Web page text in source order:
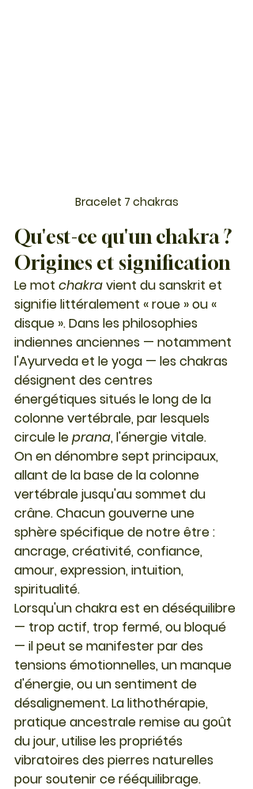
Bracelet 7 chakras
Qu'est-ce qu'un chakra ?
Origines et signification
Le mot chakra vient du sanskrit et
signifie littéralement « roue » ou «
disque ». Dans les philosophies
indiennes anciennes — notamment
l'Ayurveda et le yoga — les chakras
désignent des centres
énergétiques situés le long de la
colonne vertébrale, par lesquels
circule le prana, l'énergie vitale.
On en dénombre sept principaux,
allant de la base de la colonne
vertébrale jusqu'au sommet du
crâne. Chacun gouverne une
sphère spécifique de notre être :
ancrage, créativité, confiance,
amour, expression, intuition,
spiritualité.
Lorsqu'un chakra est en déséquilibre
— trop actif, trop fermé, ou bloqué
— il peut se manifester par des
tensions émotionnelles, un manque
d'énergie, ou un sentiment de
désalignement. La lithothérapie,
pratique ancestrale remise au goût
du jour, utilise les propriétés
vibratoires des pierres naturelles
pour soutenir ce rééquilibrage.